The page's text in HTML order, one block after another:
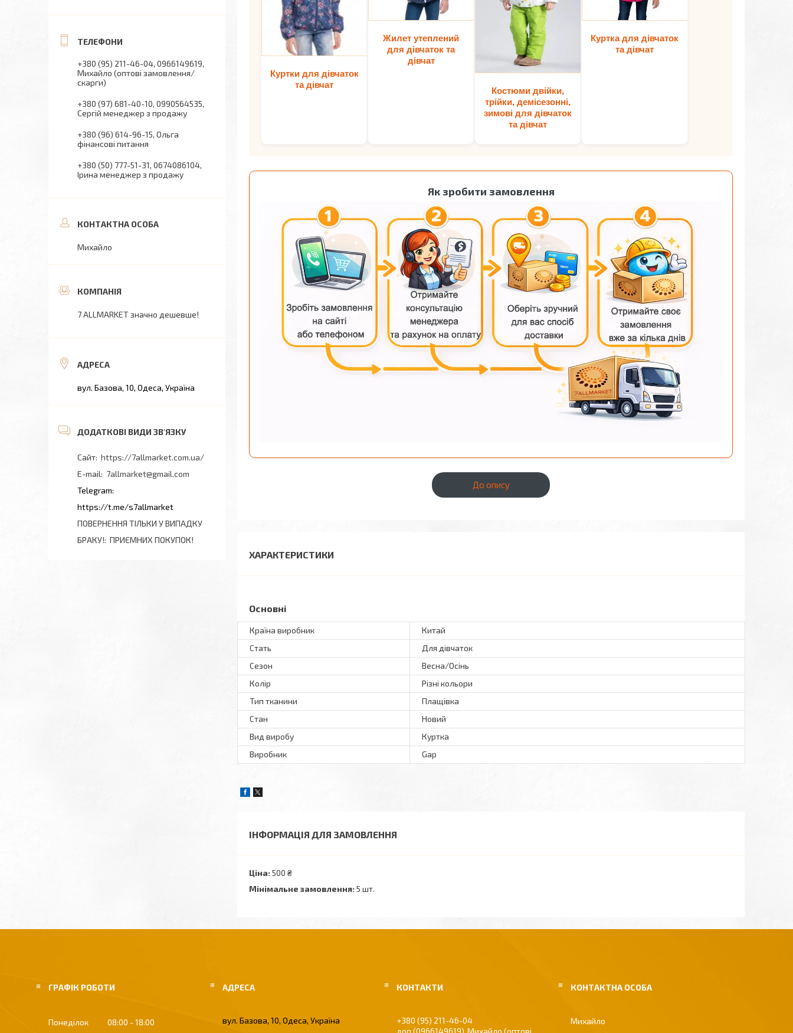
Куртки для дівчаток
та дівчат
Жилет утеплений
для дівчаток та
дівчат
Костюми двійки,
трійки, демісезонні,
зимові для дівчаток
та дівчат
Куртка для дівчаток
та дівчат
Як зробити замовлення
До опису
ХАРАКТЕРИСТИКИ
Основні
Країна виробник
Китай
Стать
Для дівчаток
Сезон
Весна/Осінь
Колір
Різні кольори
Тип тканини
Плащівка
Стан
Новий
Вид виробу
Куртка
Виробник
Gap
ІНФОРМАЦІЯ ДЛЯ ЗАМОВЛЕННЯ
Ціна: 500 ₴
Мінімальне замовлення: 5 шт.
+380 (95) 211-46-04 0966149619
Михайло (оптові замовлення/
скарги)
+380 (97) 681-40-10 0990564535
Сергій менеджер з продажу
+380 (96) 614-96-15 Ольга
фінансові питання
+380 (50) 777-51-31 0674086104
Ірина менеджер з продажу
Михайло
7 ALLMARKET значно дешевше!
вул. Базова, 10, Одеса, Україна
https://7allmarket.com.ua/
7allmarket@gmail.com
https://t.me/s7allmarket
ПОВЕРНЕННЯ ТІЛЬКИ У ВИПАДКУ
БРАКУ! ПРИЄМНИХ ПОКУПОК!
ГРАФІК РОБОТИ
Понеділок 08:00 18:00 вул. Базова, 10, Одеса, Україна
+380 (95) 211-46-04
0966149619
Михайло (оптові
Михайло